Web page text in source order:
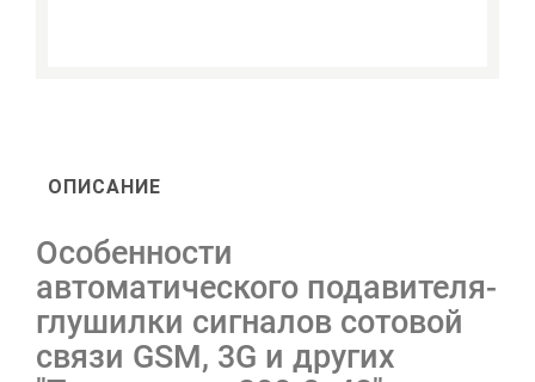
ОПИСАНИЕ
Особенности
автоматического подавителя-
глушилки сигналов сотовой
связи GSM, 3G и других